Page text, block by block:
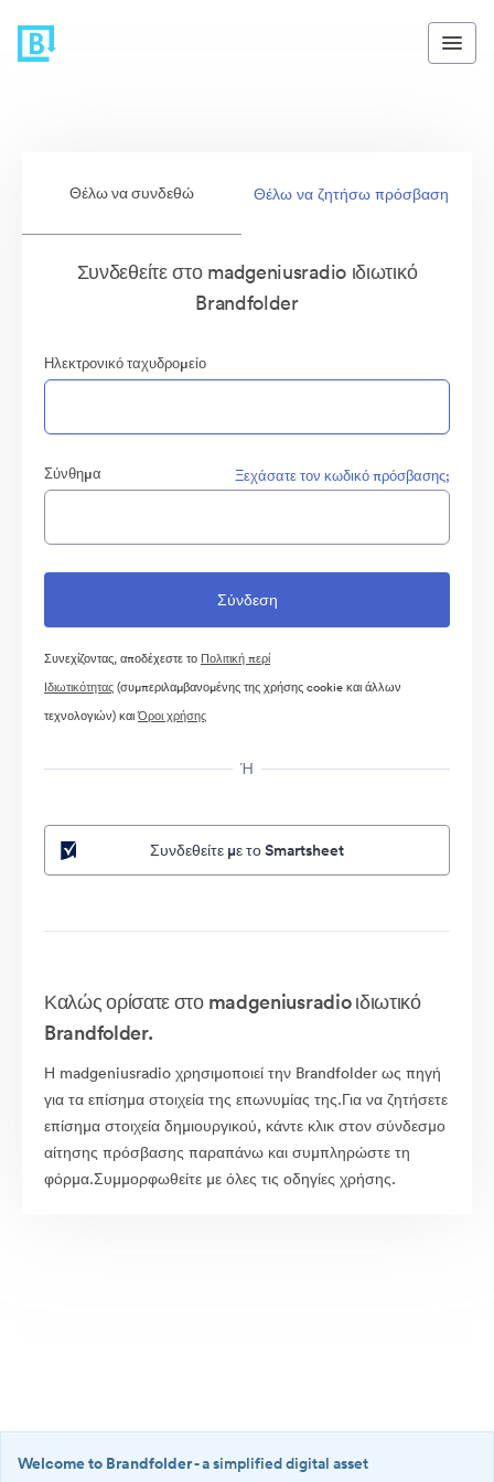
Θέλω να συνδεθώ Θέλω να ζητήσω πρόσβαση
Συνδεθείτε στο madgeniusradio ιδιωτικό
Brandfolder
Ηλεκτρονικό ταχυδρομείο
Σύνθημα Ξεχάσατε τον κωδικό πρόσβασης;
Συνεχίζοντας, αποδέχεστε το Πολιτική περί
Ιδιωτικότητας(συμπεριλαμβανομένης της χρήσης cookie και άλλων
τεχνολογιών) καιΌροι χρήσης
Ή
Συνδεθείτε με το Smartsheet
Καλώς ορίσατε στο madgeniusradio ιδιωτικό
Brandfolder.
Η madgeniusradio χρησιμοποιεί την Brandfolder ως πηγή
για τα επίσημα στοιχεία της επωνυμίας της.Για να ζητήσετε
επίσημα στοιχεία δημιουργικού, κάντε κλικ στον σύνδεσμο
αίτησης πρόσβασης παραπάνω και συμπληρώστε τη
φόρμα.Συμμορφωθείτε με όλες τις οδηγίες χρήσης.
Welcome to Brandfolder- a simplified digital asset